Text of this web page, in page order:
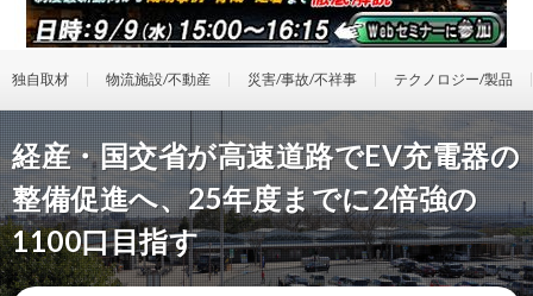
独自取材 物流施設/不動産 災害/事故/不祥事 テクノロジー/製品
経産・国交省が高速道路でEV充電器の
整備促進へ、25年度までに2倍強の
1100口目指す